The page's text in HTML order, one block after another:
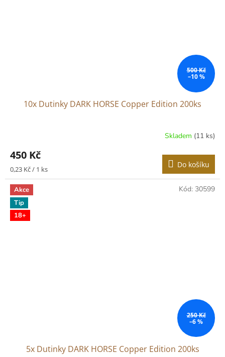
500 Kč
–10 %
10x Dutinky DARK HORSE Copper Edition 200ks
Skladem (11 ks)
450 Kč
Měrná
cena:
0,23 Kč / 1 ks Do košíku
Akce
Tip
18+
250 Kč
–6 %
5x Dutinky DARK HORSE Copper Edition 200ks
Kód: 30599